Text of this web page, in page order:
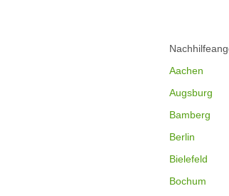
Aachen
Augsburg
Bamberg
Berlin
Bielefeld
Bochum